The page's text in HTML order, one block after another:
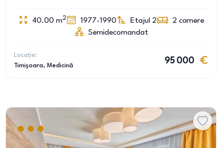
40.00 m2 1977-1990 Etajul 2 2 camere
Semidecomandat
Locație:
Timișoara, Medicină
95 000